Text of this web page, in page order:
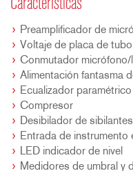
Características
Preamplificador de
Voltaje de placa de
Conmutador micrófono/
Alimentación fantasma
Ecualizador
Compresor
Desibilador de sibilantes
Entrada de instrumento
LED indicador de nivel
Medidores de umbral y